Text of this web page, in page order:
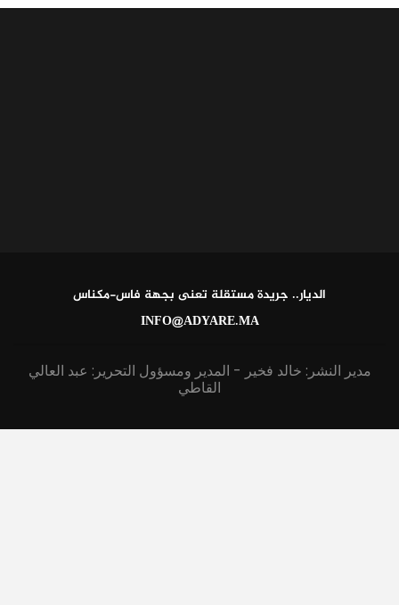
الديار.. جريدة مستقلة تعنى بجهة فاس-مكناس
INFO@ADYARE.MA
مدير النشر: خالد فخير - المدير ومسؤول التحرير: عبد العالي
القاطي